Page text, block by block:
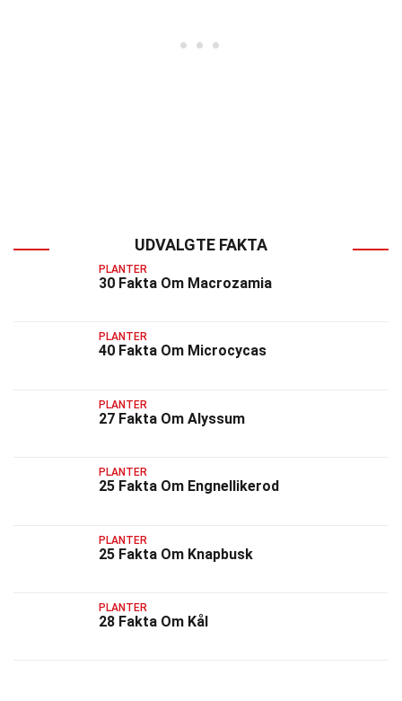
UDVALGTE FAKTA
PLANTER
30 Fakta Om Macrozamia
PLANTER
40 Fakta Om Microcycas
PLANTER
27 Fakta Om Alyssum
PLANTER
25 Fakta Om Engnellikerod
PLANTER
25 Fakta Om Knapbusk
PLANTER
28 Fakta Om Kål